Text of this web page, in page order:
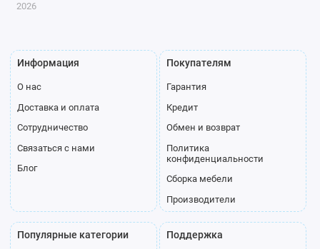
2026
Информация
О нас
Доставка и оплата
Сотрудничество
Связаться с нами
Блог
Покупателям
Гарантия
Кредит
Обмен и возврат
Политика
конфиденциальности
Сборка мебели
Производители
Популярные категории
Поддержка